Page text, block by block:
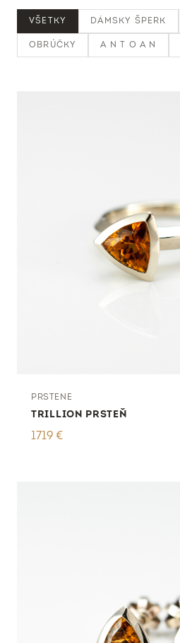
VŠETKY DÁMSKY ŠPERK
OBRÚČKY A N T O A N
PRSTENE
TRILLION PRSTEŇ
1719 €